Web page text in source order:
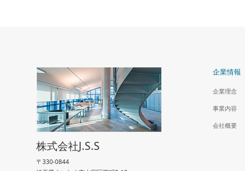
企業情報
企業理念
事業内容
会社概要
株式会社J.S.S
〒330-0844